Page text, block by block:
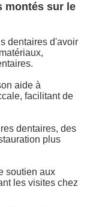
montés sur le
dentaires d'avoir
aide à
facilitant de
dentaires, des
plus
soutien aux
les visites chez